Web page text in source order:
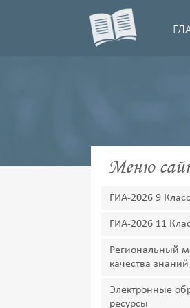
Меню
ГИА-2026 9 Класс
ГИА-2026 11
Региональный
качества знаний
Электронные
ресурсы